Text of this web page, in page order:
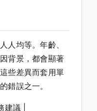
人均等。年齡、
背景，都會顯著
些差異而套用單
錯誤之一。
議 |